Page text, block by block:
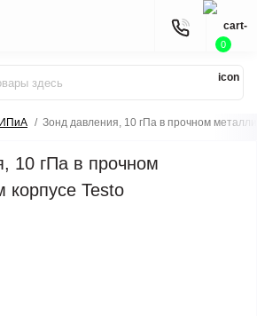
0
Зонд давления, 10 гПа в прочном
10 гПа в прочном
корпусе Testo